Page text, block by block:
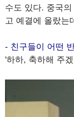
수도 있다. 중국
고 예결에 올랐는
- 친구들이 어떤
'하하, 축하해 주